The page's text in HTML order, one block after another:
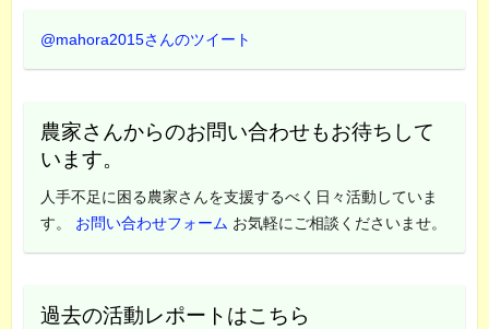
@mahora2015さんのツイート
農家さんからのお問い合わせもお待ちして
います。
人手不足に困る農家さんを支援するべく日々活動していま
す。 お問い合わせフォーム お気軽にご相談くださいませ。
過去の活動レポートはこちら